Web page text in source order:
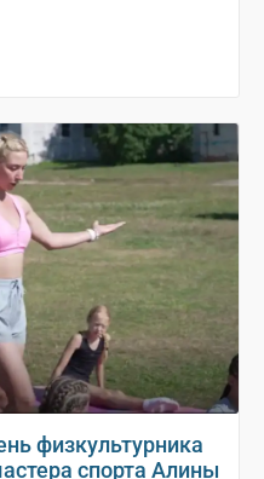
физкультурника
спорта Алины